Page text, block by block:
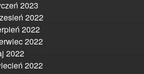
2023
2022
2022
2022
2022
2022